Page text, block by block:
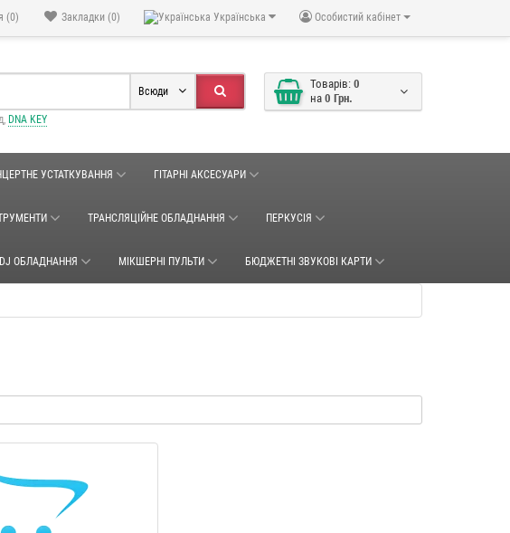
Особистий кабінет
Українська
Закладки (0)
(0)
Товарів: 0
на 0 Грн.
Всюди
DNA KEY
УСТАТКУВАННЯ ГІТАРНІ АКСЕСУАРИ
ТРАНСЛЯЦІЙНЕ ОБЛАДНАННЯ ПЕРКУСІЯ
DJ ОБЛАДНАННЯ МІКШЕРНІ ПУЛЬТИ БЮДЖЕТНІ ЗВУКОВІ КАРТИ